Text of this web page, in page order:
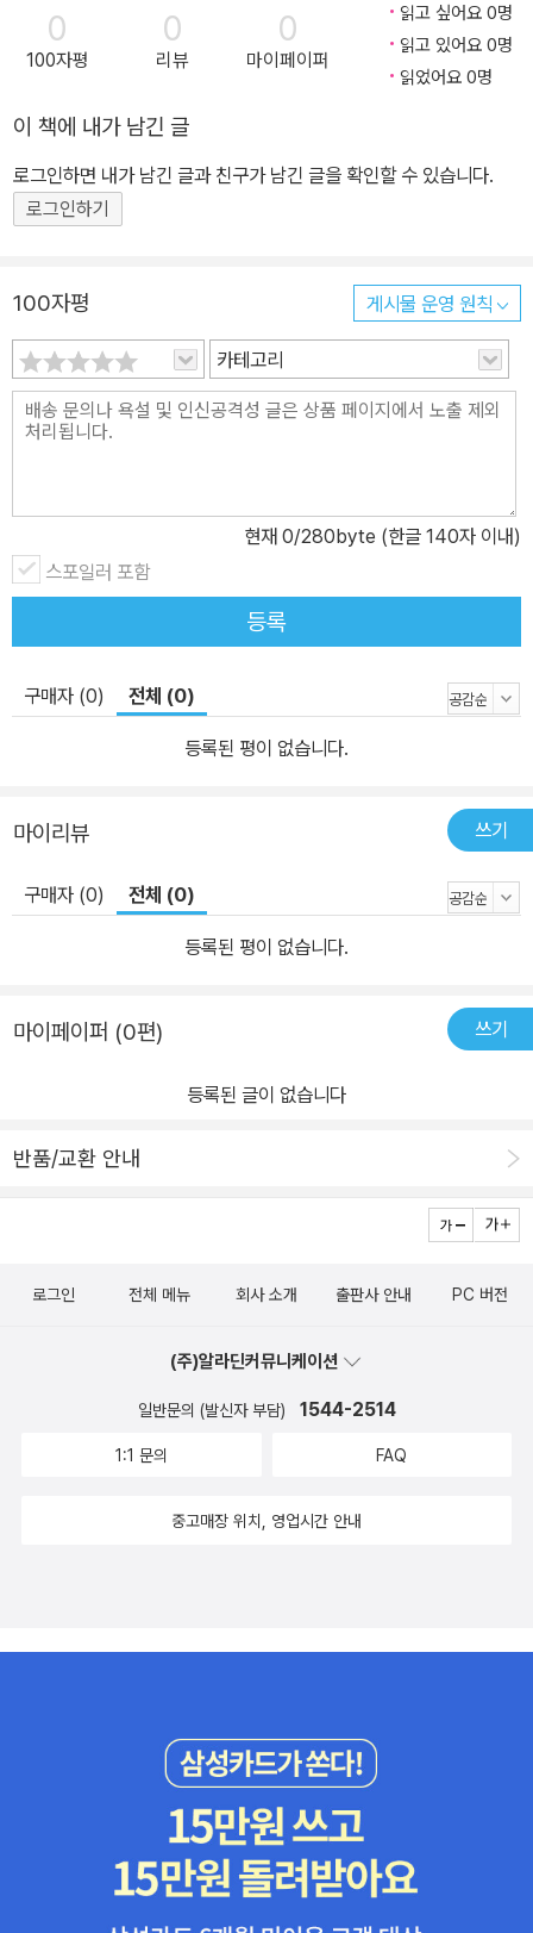
0
100자평
0
리뷰
0
마이페이퍼
읽고 싶어요 0명
읽고 있어요 0명
읽었어요 0명
이 책에 내가 남긴 글
로그인하면 내가 남긴 글과 친구가 남긴 글을 확인할 수 있습니다.
로그인하기
100자평 게시물 운영 원칙
카테고리
현재 0/280byte (한글 140자 이내)
스포일러 포함
등록
구매자 (0) 전체 (0)
등록된 평이 없습니다.
마이리뷰 쓰기
구매자 (0) 전체 (0)
등록된 평이 없습니다.
마이페이퍼 (0편) 쓰기
등록된 글이 없습니다
반품/교환 안내
로그인 전체 메뉴 회사 소개 출판사 안내 PC 버전
(주)알라딘커뮤니케이션
일반문의 (발신자 부담) 1544-2514
1:1 문의 FAQ
중고매장 위치, 영업시간 안내